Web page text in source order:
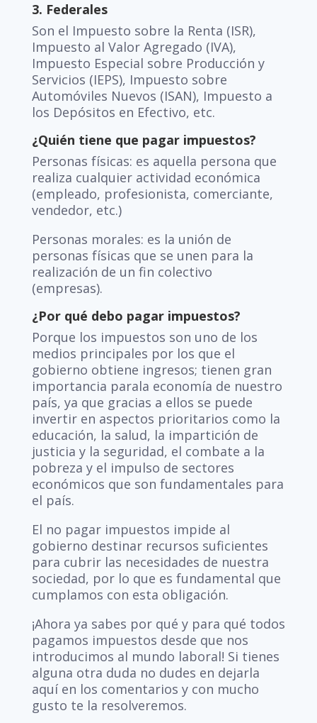
3. Federales
Son el Impuesto sobre la Renta (ISR),
Impuesto al Valor Agregado (IVA),
Impuesto Especial sobre Producción y
Servicios (IEPS), Impuesto sobre
Automóviles Nuevos (ISAN), Impuesto a
los Depósitos en Efectivo, etc.
¿Quién tiene que pagar impuestos?
Personas físicas: es aquella persona que
realiza cualquier actividad económica
(empleado, profesionista, comerciante,
vendedor, etc.)
Personas morales: es la unión de
personas físicas que se unen para la
realización de un fin colectivo
(empresas).
¿Por qué debo pagar impuestos?
Porque los impuestos son uno de los
medios principales por los que el
gobierno obtiene ingresos; tienen gran
importancia parala economía de nuestro
país, ya que gracias a ellos se puede
invertir en aspectos prioritarios como la
educación, la salud, la impartición de
justicia y la seguridad, el combate a la
pobreza y el impulso de sectores
económicos que son fundamentales para
el país.
El no pagar impuestos impide al
gobierno destinar recursos suficientes
para cubrir las necesidades de nuestra
sociedad, por lo que es fundamental que
cumplamos con esta obligación.
¡Ahora ya sabes por qué y para qué todos
pagamos impuestos desde que nos
introducimos al mundo laboral! Si tienes
alguna otra duda no dudes en dejarla
aquí en los comentarios y con mucho
gusto te la resolveremos.